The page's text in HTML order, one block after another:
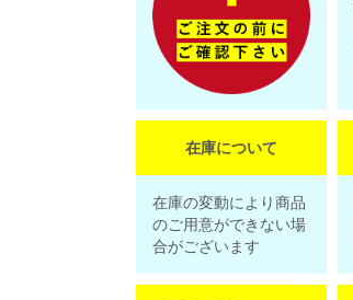
在庫について
在庫の変動により商品
のご用意ができない場
合がございます